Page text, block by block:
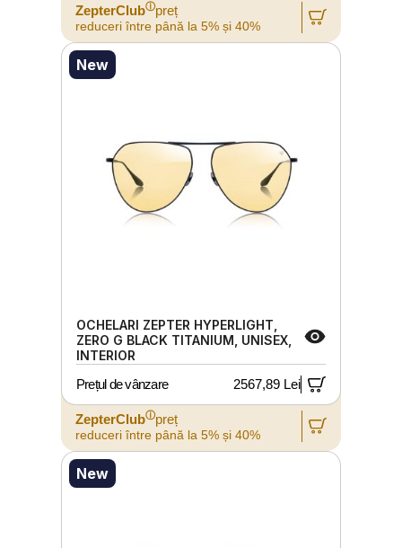
ZepterClubⓘpreț
reduceri între până la 5% și 40%
New
OCHELARI ZEPTER HYPERLIGHT,
ZERO G BLACK TITANIUM, UNISEX,
INTERIOR
Prețul de vânzare
2567,89 Lei
ZepterClubⓘpreț
reduceri între până la 5% și 40%
New